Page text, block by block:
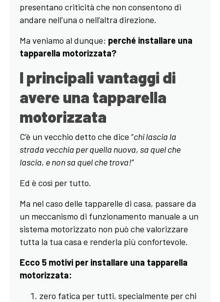
presentano criticità che non consentono di
andare nell’una o nell’altra direzione.
Ma veniamo al dunque: perché installare una
tapparella motorizzata?
I principali vantaggi di
avere una tapparella
motorizzata
C’è un vecchio detto che dice “chi lascia la
strada vecchia per quella nuova, sa quel che
lascia, e non sa quel che trova!”
Ed è così per tutto.
Ma nel caso delle tapparelle di casa, passare da
un meccanismo di funzionamento manuale a un
sistema motorizzato non può che valorizzare
tutta la tua casa e renderla più confortevole.
Ecco 5 motivi per installare una tapparella
motorizzata:
zero fatica per tutti, specialmente per chi